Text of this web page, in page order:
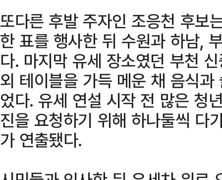
또다른 후발 주자인 조응천 후보
한 표를 행사한 뒤 수원과 하남,
다. 마지막 유세 장소였던 부천
외 테이블을 가득 메운 채 음식
었다. 유세 연설 시작 전 많은 청
진을 요청하기 위해 하나둘씩 다
가 연출됐다.